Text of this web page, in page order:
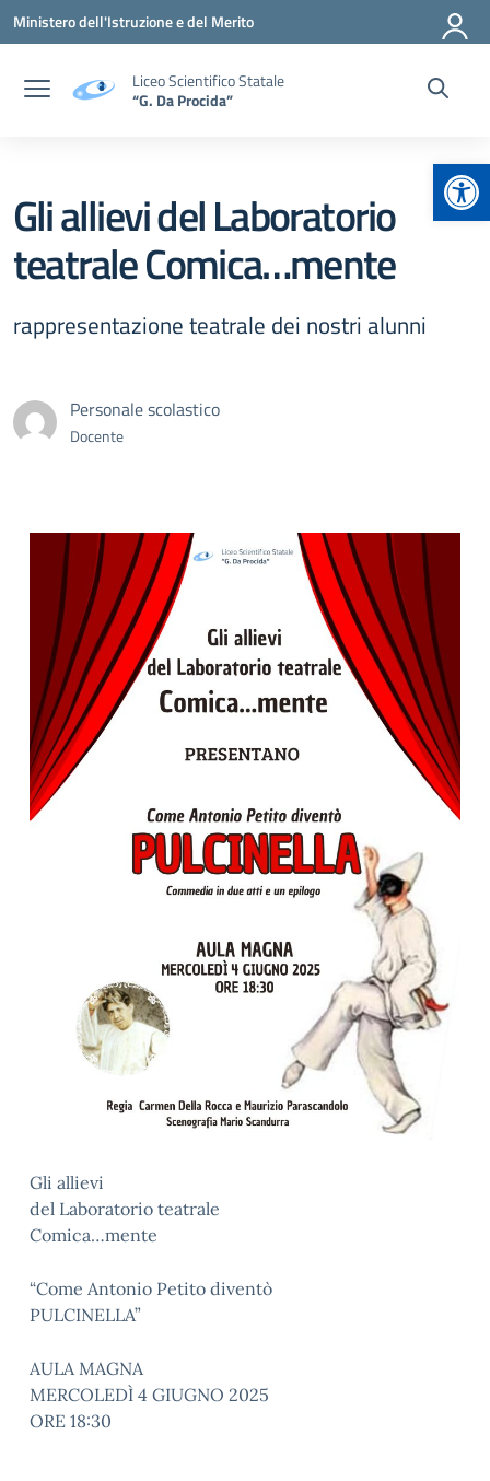
Vai ai contenuti
Vai al menu di navigazione
Vai al footer
Ministero dell'Istruzione e del Merito
Liceo Scientifico Statale
“G. Da Procida”
Gli allievi del Laboratorio
teatrale Comica…mente
rappresentazione teatrale dei nostri alunni
Personale scolastico
Docente
Gli allievi
del Laboratorio teatrale
Comica…mente
“Come Antonio Petito diventò
PULCINELLA”
AULA MAGNA
MERCOLEDÌ 4 GIUGNO 2025
ORE 18:30